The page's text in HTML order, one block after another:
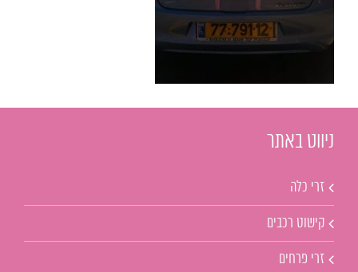
ניווט באתר
זרי כלה
קישוט רכבים
זרי פרחים